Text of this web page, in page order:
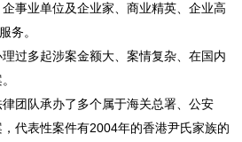
事业单位及企业家、商业精英、企业高
务。
过多起涉案金额大、案情复杂、在国内
律团队承办了多个属于海关总署、公安
代表性案件有2004年的香港尹氏家族的